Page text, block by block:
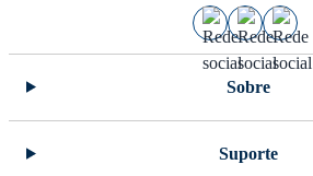
Sobre
Suporte